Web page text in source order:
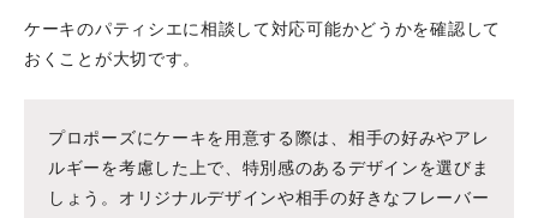
ケーキのパティシエに相談して対応可能かどうかを確認して
おくことが大切です。
プロポーズにケーキを用意する際は、相手の好みやアレ
ルギーを考慮した上で、特別感のあるデザインを選びま
しょう。オリジナルデザインや相手の好きなフレーバー